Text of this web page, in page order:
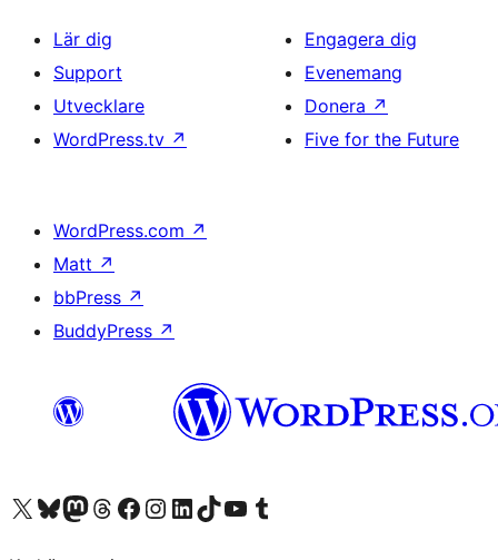
Lär dig
Support
Utvecklare
WordPress.tv ↗
Engagera dig
Evenemang
Donera ↗
Five for the Future
WordPress.com ↗
Matt ↗
bbPress ↗
BuddyPress ↗
Besök vår X-konto (f.d. Twitter)
Besök vårt Bluesky-konto
Besök vårt Mastodon-konto
Besök vårt Thread-konto
Besök vår Facebook-sidaBesök vårt Instagram-konto
Besök vårt LinkedIn-konto
Besök vårt TikTok-konto
Besök vår YouTube-kanalBesök vårt Tumblr-konto